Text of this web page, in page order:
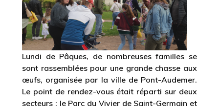
Lundi de Pâques, de nombreuses familles se
sont rassemblées pour une grande chasse aux
œufs, organisée par la ville de Pont-Audemer.
Le point de rendez-vous était réparti sur deux
secteurs : le Parc du Vivier de Saint-Germain et